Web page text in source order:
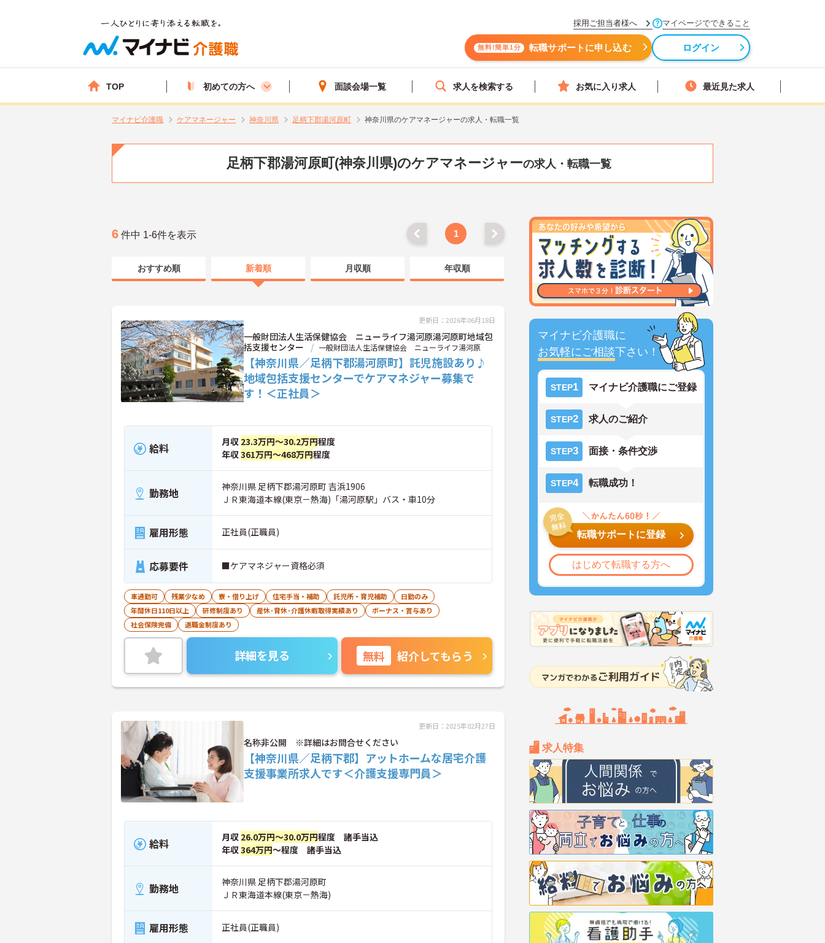
採用ご担当者様へ マイページでできること
無料!簡単1分 転職サポートに申し込む ログイン
TOP 初めての方へ 面談会場一覧 求人を検索する お気に入り求人 最近見た求人
マイナビ介護職 ケアマネージャー 神奈川県 足柄下郡湯河原町 神奈川県のケアマネージャーの求人・転職一覧
足柄下郡湯河原町(神奈川県)のケアマネージャーの求人・転職一覧
マイナビ介護職に
お気軽にご相談下さい！
STEP1 マイナビ介護職にご登録
STEP2 求人のご紹介
STEP3 面接・条件交渉
STEP4 転職成功！
転職サポートに登録
はじめて転職する方へ
求人特集
6 件中 1-6件を表示 1
おすすめ順 新着順 月収順 年収順
更新日：2026年06月18日
一般財団法人生活保健協会 ニューライフ湯河原湯河原町地域包
括支援センター
一般財団法人生活保健協会 ニューライフ湯河原
【神奈川県／足柄下郡湯河原町】託児施設あり♪
地域包括支援センターでケアマネジャー募集で
す！＜正社員＞
給料 月収 23.3万円～30.2万円程度
年収361万円～468万円程度
勤務地
神奈川県 足柄下郡湯河原町 吉浜1906
ＪＲ東海道本線(東京－熱海)「湯河原駅」バス・車10分
雇用形態 正社員(正職員)
応募要件 ■ケアマネジャー資格必須
車通勤可 残業少なめ 寮・借り上げ 住宅手当・補助 託児所・育児補助
日勤のみ
年間休日110日以上
研修制度あり 産休･育休･介護休暇取得実績あり
ボーナス・賞与あり
社会保険完備
退職金制度あり
詳細を見る 無料 紹介してもらう
更新日：2025年02月27日
名称非公開 ※詳細はお問合せください
【神奈川県／足柄下郡】アットホームな居宅介護
支援事業所求人です＜介護支援専門員＞
給料 月収 26.0万円～30.0万円程度 諸手当込
年収364万円～程度 諸手当込
勤務地
神奈川県 足柄下郡湯河原町
ＪＲ東海道本線(東京－熱海)
雇用形態 正社員(正職員)